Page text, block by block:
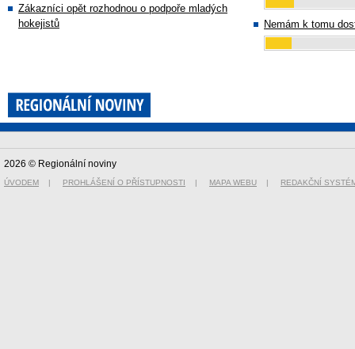
Zákazníci opět rozhodnou o podpoře mladých
hokejistů
Nemám k tomu
2026 © Regionální noviny
ÚVODEM | PROHLÁŠENÍ O PŘÍSTUPNOSTI | MAPA WEBU | REDAKČNÍ